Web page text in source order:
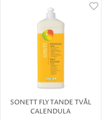
SONETT FLYTANDE TVÅL
CALENDULA